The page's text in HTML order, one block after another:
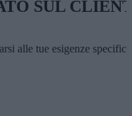
SUL
alle tue esigenze